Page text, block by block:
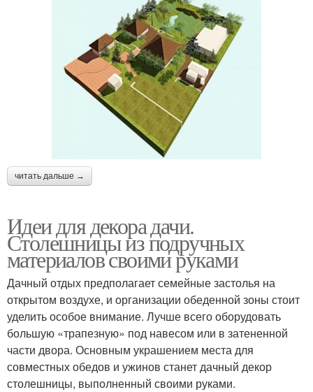
читать дальше →
Идеи для декора дачи.
Столешницы из подручных
материалов своими руками
Дачный отдых предполагает семейные застолья на
открытом воздухе, и организации обеденной зоны стоит
уделить особое внимание. Лучше всего оборудовать
большую «трапезную» под навесом или в затененной
части двора. Основным украшением места для
совместных обедов и ужинов станет дачный декор
столешницы, выполненный своими руками.